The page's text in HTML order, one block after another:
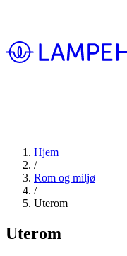
Hjem
/
Rom og miljø
/
Uterom
Uterom